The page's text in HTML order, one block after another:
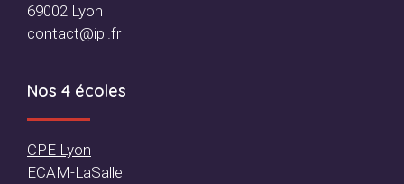
69002 Lyon
contact@ipl.fr
Nos 4 écoles
CPE Lyon
ECAM-LaSalle